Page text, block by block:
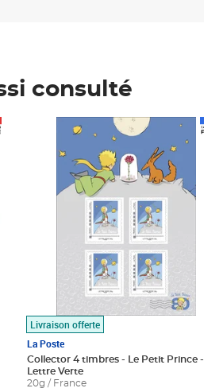
consulté
Livraison offerte
La Poste
Collector 4 timbres - Le Petit Prince -
Lettre Verte
20g / France
Prix 7,50€